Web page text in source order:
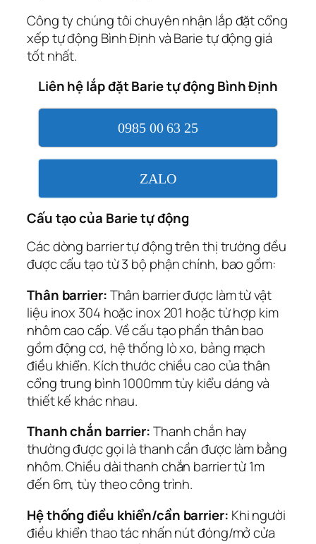
Công ty chúng tôi chuyên nhận lắp đặt cổng
xếp tự động Bình Định và Barie tự động giá
tốt nhất.
Liên hệ lắp đặt Barie tự động Bình Định
0985 00 63 25
ZALO
Cấu tạo của Barie tự động
Các dòng barrier tự động trên thị trường đều
được cấu tạo từ 3 bộ phận chính, bao gồm:
Thân barrier:Thân barrier được làm từ vật
liệu inox 304 hoặc inox 201 hoặc từ hợp kim
nhôm cao cấp. Về cấu tạo phần thân bao
gồm động cơ, hệ thống lò xo, bảng mạch
điều khiển. Kích thước chiều cao của thân
cổng trung bình 1000mm tùy kiểu dáng và
thiết kế khác nhau.
Thanh chắn barrier:Thanh chắn hay
thường được gọi là thanh cần được làm bằng
nhôm. Chiều dài thanh chắn barrier từ 1m
đến 6m, tùy theo công trình.
Hệ thống điều khiển/cần barrier: Khi người
điều khiển thao tác nhấn nút đóng/mở cửa